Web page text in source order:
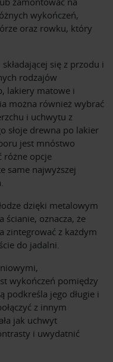
wykończeń,
oraz rowku, który
się z przodu i
rodzajów
lakiery matowe i
można również wybrać
i uchwytu z
słoje drewna po lakier
jest mnóstwo
różne opcje
same najwyższej
dzięki metalowym
oznacza, że
zintegrować z każdym
do jadalni.
wykończeń pomiędzy
podkreśla jego długie i
z innym
jak uchwyt
i uwydatnić